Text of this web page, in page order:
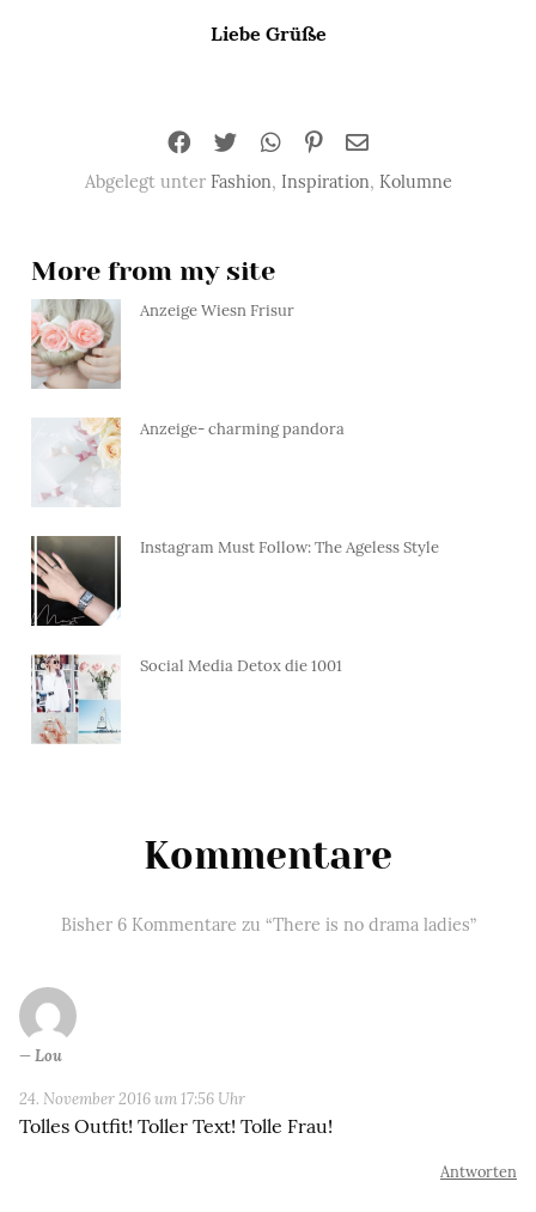
Liebe Grüße
Abgelegt unter Fashion, Inspiration, Kolumne
More from my site
Anzeige Wiesn Frisur
Anzeige- charming pandora
Instagram Must Follow: The Ageless Style
Social Media Detox die 1001
Kommentare
Bisher 6 Kommentare zu “There is no drama ladies”
Lou
24. November 2016 um 17:56 Uhr
Tolles Outfit! Toller Text! Tolle Frau!
Antworten